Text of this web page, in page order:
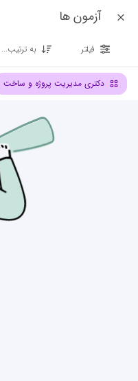
آزمون ها
فیلتر به ترتیب...
دکتری مدیریت پروژه و ساخت